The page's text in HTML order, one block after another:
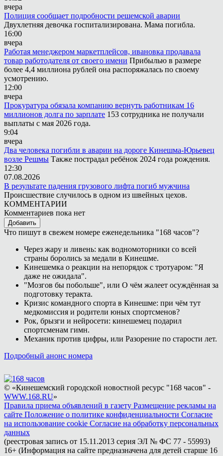
вчера
Полиция сообщает подробности решемской аварии
Двухлетняя девочка госпитализирована. Мама погибла.
16:00
вчера
Работая менеджером маркетплейсов, ивановка продавала
товар работодателя от своего имени Прибылью в размере
более 4,4 миллиона рублей она распоряжалась по своему
усмотрению.
12:00
вчера
Прокуратура обязала компанию вернуть работникам 16
миллионов долга по зарплате 153 сотрудника не получали
выплаты с мая 2026 года.
9:04
вчера
Два человека погибли в аварии на дороге Кинешма-Юрьевец
возле Решмы Также пострадал ребёнок 2024 года рождения.
12:30
07.08.2026
В результате падения грузового лифта погиб мужчина
Происшествие случилось в одном из швейных цехов.
КОММЕНТАРИИ
Комментариев пока нет
Добавить
Что пишут в свежем номере еженедельника "168 часов"?
Через жару и ливень: как водномоторники со всей
страны боролись за медали в Кинешме.
Кинешемка о реакции на непорядок с тротуаром: "Я
даже не ожидала".
"Мозгов бы побольше", или О чём жалеет осуждённая за
подготовку теракта.
Кризис командного спорта в Кинешме: при чём тут
медкомиссия и родители юных спортсменов?
Рок, брызги и нейросети: кинешемец подарил
спортсменам гимн.
Механик против цифры, или Разорение по старости лет.
Подробный анонс номера
© «Кинешемский городской новостной ресурс "168 часов" -
WWW.168.RU»
Правила приема объявлений в газету Размещение рекламы на
сайте Положение о политике конфиденциальности Согласие
на использование cookie Согласие на обработку персональных
данных
(реестровая запись от 15.11.2013 серия ЭЛ № ФС 77 - 55993)
16+ (Информация на сайте предназначена для детей старше 16